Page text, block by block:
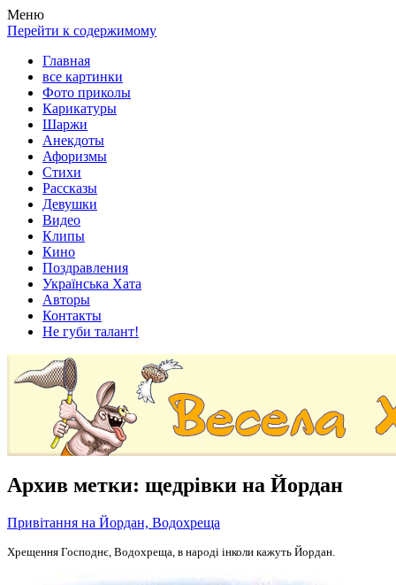
Весела хата — прикольные картинки, смешные истории,
клипы!
Покажем всем ваши фото приколы, карикатуры, шаржи, стихи,
рассказы, видео и песни!
Меню
Перейти к содержимому
Главная
все картинки
Фото приколы
Карикатуры
Шаржи
Анекдоты
Афоризмы
Стихи
Рассказы
Девушки
Видео
Клипы
Кино
Поздравления
Українська Хата
Авторы
Контакты
Не губи талант!
Архив метки: щедрівки на Йордан
Привітання на Йордан, Водохреща
Хрещення Господнє, Водохреща, в народі інколи кажуть Йордан.